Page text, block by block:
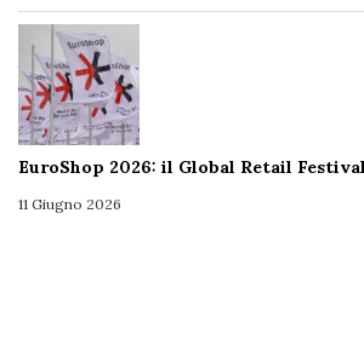
EuroShop 2026: il Global Retail
11 Giugno 2026